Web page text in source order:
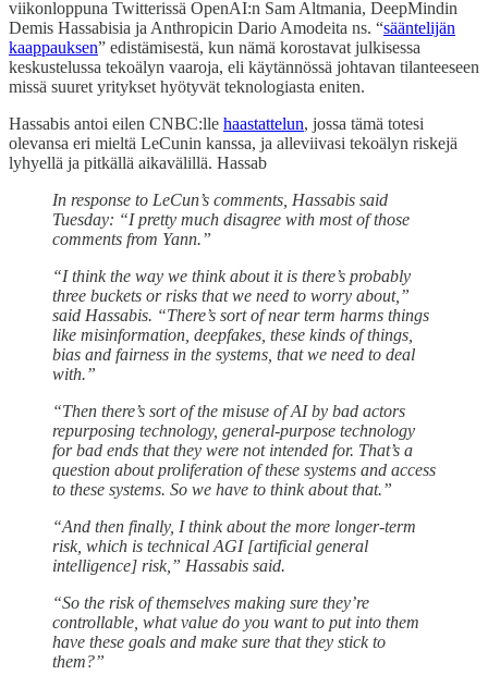
viikonloppuna Twitterissä OpenAI:n Sam Altmania, DeepMindin
Demis Hassabisia ja Anthropicin Dario Amodeita ns. “sääntelijän
kaappauksen” edistämisestä, kun nämä korostavat julkisessa
keskustelussa tekoälyn vaaroja, eli käytännössä johtavan tilanteeseen
missä suuret yritykset hyötyvät teknologiasta eniten.
Hassabis antoi eilen CNBC:lle haastattelun, jossa tämä totesi
olevansa eri mieltä LeCunin kanssa, ja alleviivasi tekoälyn riskejä
lyhyellä ja pitkällä aikavälillä. Hassab
In response to LeCun’s comments, Hassabis said
Tuesday: “I pretty much disagree with most of those
comments from Yann.”
“I think the way we think about it is there’s probably
three buckets or risks that we need to worry about,”
said Hassabis. “There’s sort of near term harms things
like misinformation, deepfakes, these kinds of things,
bias and fairness in the systems, that we need to deal
with.”
“Then there’s sort of the misuse of AI by bad actors
repurposing technology, general-purpose technology
for bad ends that they were not intended for. That’s a
question about proliferation of these systems and access
to these systems. So we have to think about that.”
“And then finally, I think about the more longer-term
risk, which is technical AGI [artificial general
intelligence] risk,” Hassabis said.
“So the risk of themselves making sure they’re
controllable, what value do you want to put into them
have these goals and make sure that they stick to
them?”